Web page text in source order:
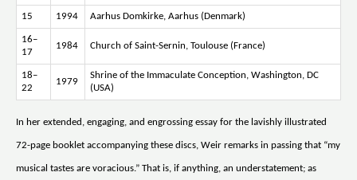
15 1994 Aarhus Domkirke, Aarhus (Denmark)
16–
17
1984 Church of Saint-Sernin, Toulouse (France)
18–
22
1979
Shrine of the Immaculate Conception, Washington, DC
(USA)
In her extended, engaging, and engrossing essay for the lavishly illustrated
72-page booklet accompanying these discs, Weir remarks in passing that “my
musical tastes are voracious.” That is, if anything, an understatement; as